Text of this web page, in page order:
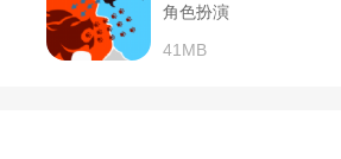
角色扮演
41MB